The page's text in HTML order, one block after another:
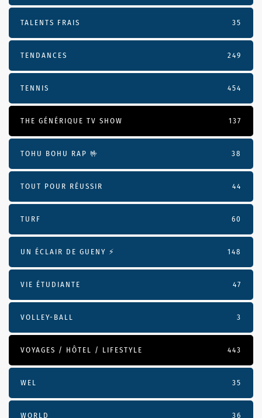
TALENTS FRAIS 35
TENDANCES 249
TENNIS 454
THE GÉNÉRIQUE TV SHOW 137
TOHU BOHU RAP 🤟 38
TOUT POUR RÉUSSIR 44
TURF 60
UN ÉCLAIR DE GUENY ⚡️ 148
VIE ÉTUDIANTE 47
VOLLEY-BALL 3
VOYAGES / HÔTEL / LIFESTYLE 443
WEL 35
WORLD 36